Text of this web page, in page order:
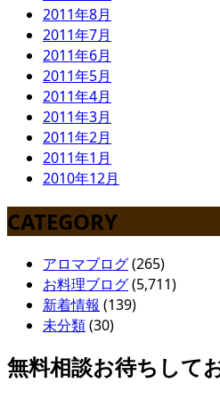
2011年8月
2011年7月
2011年6月
2011年5月
2011年4月
2011年3月
2011年2月
2011年1月
2010年12月
CATEGORY
アロマブログ(265)
お料理ブログ(5,711)
新着情報 (139)
未分類(30)
無料相談お待ちして